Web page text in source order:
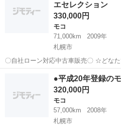
組めない方 ４、他社様で...
エセレクション
330,000円
モコ
71,000km
2009年
札幌市
〇自社ローン対応中古車販売〇 ☆どなたでもローン対応可能
☆ １、勤続年数の短い方や自
される主婦の方や派遣社員の方 ３、自
組めない方 ４、他社様で...
モコ 車両
●平成20年登録の
320,000円
モコ
57,000km
2008年
札幌市